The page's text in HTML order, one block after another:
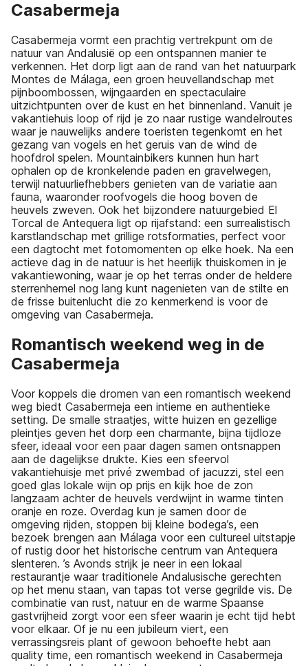
Casabermeja
Casabermeja vormt een prachtig vertrekpunt om de
natuur van Andalusië op een ontspannen manier te
verkennen. Het dorp ligt aan de rand van het natuurpark
Montes de Málaga, een groen heuvellandschap met
pijnboombossen, wijngaarden en spectaculaire
uitzichtpunten over de kust en het binnenland. Vanuit je
vakantiehuis loop of rijd je zo naar rustige wandelroutes
waar je nauwelijks andere toeristen tegenkomt en het
gezang van vogels en het geruis van de wind de
hoofdrol spelen. Mountainbikers kunnen hun hart
ophalen op de kronkelende paden en gravelwegen,
terwijl natuurliefhebbers genieten van de variatie aan
fauna, waaronder roofvogels die hoog boven de
heuvels zweven. Ook het bijzondere natuurgebied El
Torcal de Antequera ligt op rijafstand: een surrealistisch
karstlandschap met grillige rotsformaties, perfect voor
een dagtocht met fotomomenten op elke hoek. Na een
actieve dag in de natuur is het heerlijk thuiskomen in je
vakantiewoning, waar je op het terras onder de heldere
sterrenhemel nog lang kunt nagenieten van de stilte en
de frisse buitenlucht die zo kenmerkend is voor de
omgeving van Casabermeja.
Romantisch weekend weg in de
Casabermeja
Voor koppels die dromen van een romantisch weekend
weg biedt Casabermeja een intieme en authentieke
setting. De smalle straatjes, witte huizen en gezellige
pleintjes geven het dorp een charmante, bijna tijdloze
sfeer, ideaal voor een paar dagen samen ontsnappen
aan de dagelijkse drukte. Kies een sfeervol
vakantiehuisje met privé zwembad of jacuzzi, stel een
goed glas lokale wijn op prijs en kijk hoe de zon
langzaam achter de heuvels verdwijnt in warme tinten
oranje en roze. Overdag kun je samen door de
omgeving rijden, stoppen bij kleine bodega’s, een
bezoek brengen aan Málaga voor een cultureel uitstapje
of rustig door het historische centrum van Antequera
slenteren. ’s Avonds strijk je neer in een lokaal
restaurantje waar traditionele Andalusische gerechten
op het menu staan, van tapas tot verse gegrilde vis. De
combinatie van rust, natuur en de warme Spaanse
gastvrijheid zorgt voor een sfeer waarin je echt tijd hebt
voor elkaar. Of je nu een jubileum viert, een
verrassingsreis plant of gewoon behoefte hebt aan
quality time, een romantisch weekend in Casabermeja